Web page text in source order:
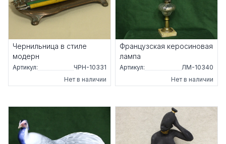
Чернильница в стиле
модерн
Артикул:
ЧРН-10331
Нет в наличии
Французская керосиновая
лампа
Артикул:
ЛМ-10340
Нет в наличии